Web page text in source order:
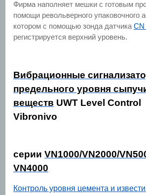
Фирма наполняет мешки с готовым
помощи револьверного упаковочного
котором с помощью зонда датчика CN
регистрируется верхний уровень.
Вибрационные
предельного уровня
веществ UWT Level Control
Vibronivo
серии VN1000/VN2000/
VN4000
Контроль уровня цемента и